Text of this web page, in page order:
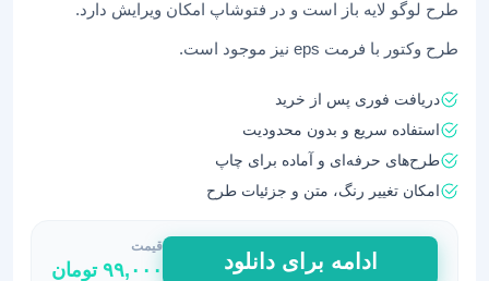
طرح لوگو لایه باز است و در فتوشاپ امکان ویرایش دارد.
طرح وکتور با فرمت eps نیز موجود است.
دریافت فوری پس از خرید
استفاده سریع و بدون محدودیت
طرح‌های حرفه‌ای و آماده برای چاپ
امکان تغییر رنگ، متن و جزئیات طرح
لوگوی
جذاب
ادامه برای دانلود
قیمت
۹۹,۰۰۰ تومان